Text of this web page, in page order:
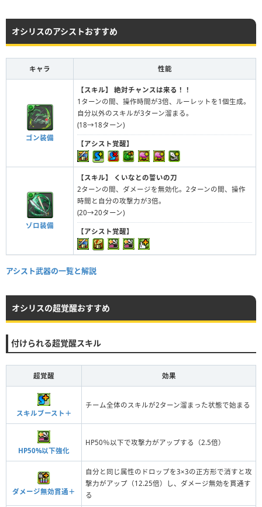
オシリスのアシストおすすめ
キャラ 性能
ゴン装備
【スキル】
絶対チャンスは来る！！
1ターンの間、操作時間が3倍、ルーレットを1個生成。
自分以外のスキルが3ターン溜まる。
(18→18ターン)
【アシスト覚醒】
ゾロ装備
【スキル】
くいなとの誓いの刀
2ターンの間、ダメージを無効化。2ターンの間、操作
時間と自分の攻撃力が3倍。
(20→20ターン)
【アシスト覚醒】
アシスト武器の一覧と解説
オシリスの超覚醒おすすめ
付けられる超覚醒スキル
超覚醒 効果
スキルブースト＋
チーム全体のスキルが2ターン溜まった状態で始まる
HP50%以下強化
HP50％以下で攻撃力がアップする（2.5倍）
ダメージ無効貫通＋
自分と同じ属性のドロップを3×3の正方形で消すと攻
撃力がアップ（12.25倍）し、ダメージ無効を貫通す
る